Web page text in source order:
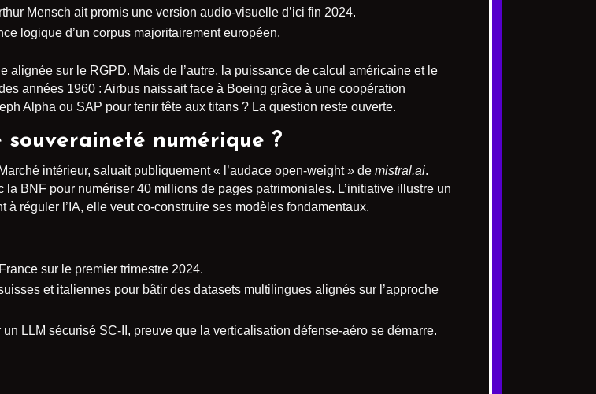
Mensch ait promis une version audio-visuelle d’ici fin 2024.
logique d’un corpus majoritairement européen.
alignée sur le RGPD. Mais de l’autre, la puissance de calcul américaine et le
années 1960 : Airbus naissait face à Boeing grâce à une coopération
Alpha ou SAP pour tenir tête aux titans ? La question reste ouverte.
souveraineté numérique ?
intérieur, saluait publiquement « l’audace open-weight » de mistral.ai.
BNF pour numériser 40 millions de pages patrimoniales. L’initiative illustre un
réguler l’IA, elle veut co-construire ses modèles fondamentaux.
sur le premier trimestre 2024.
et italiennes pour bâtir des datasets multilingues alignés sur l’approche
LLM sécurisé SC-II, preuve que la verticalisation défense-aéro se démarre.